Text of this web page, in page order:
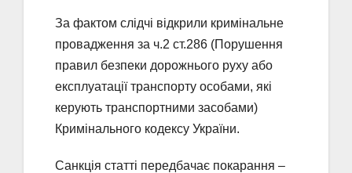
За фактом слідчі відкрили кримінальне
провадження за ч.2 ст.286 (Порушення
правил безпеки дорожнього руху або
експлуатації транспорту особами, які
керують транспортними засобами)
Кримінального кодексу України.
Санкція статті передбачає покарання –